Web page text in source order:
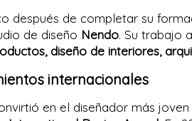
después de completar su
de diseño Nendo. Su trabajo
diseño de interiores,
internacionales
en el diseñador más